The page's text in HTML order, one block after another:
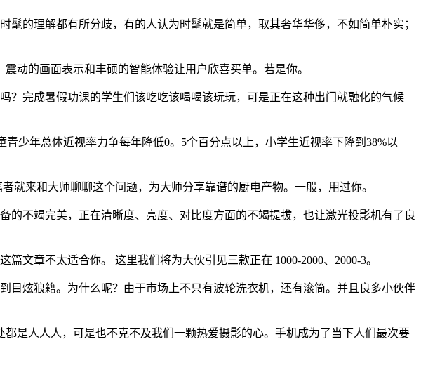
的理解都有所分歧，有的人认为时髦就是简单，取其奢华华侈，不如简单朴实；
的画面表示和丰硕的智能体验让用户欣喜买单。若是你。
完成暑假功课的学生们该吃吃该喝喝该玩玩，可是正在这种出门就融化的气候
年总体近视率力争每年降低0。5个百分点以上，小学生近视率下降到38%以
来和大师聊聊这个问题，为大师分享靠谱的厨电产物。一般，用过你。
不竭完美，正在清晰度、亮度、对比度方面的不竭提拔，也让激光投影机有了良
文章不太适合你。 这里我们将为大伙引见三款正在 1000-2000、2000-3。
炫狼籍。为什么呢？由于市场上不只有波轮洗衣机，还有滚筒。并且良多小伙伴
人人人，可是也不克不及我们一颗热爱摄影的心。手机成为了当下人们最次要